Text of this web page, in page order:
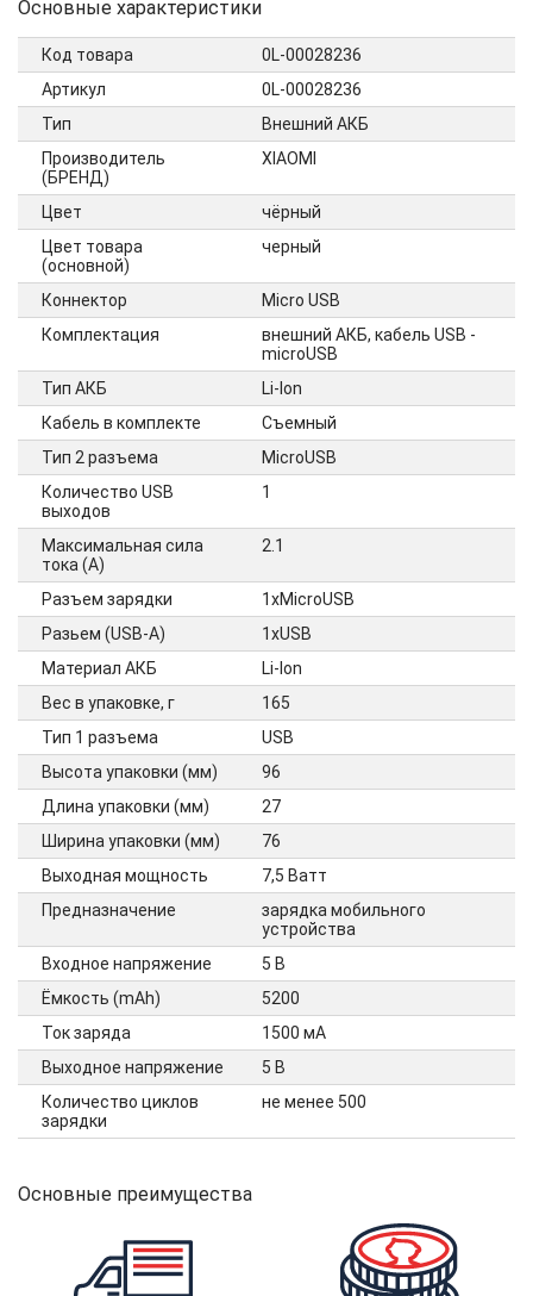
Основные характеристики
Код товара
0L-00028236
Артикул
0L-00028236
Тип
Внешний АКБ
Производитель
(БРЕНД)
XIAOMI
Цвет
чёрный
Цвет товара
(основной)
черный
Коннектор
Micro USB
Комплектация
внешний АКБ, кабель USB -
microUSB
Тип АКБ
Li-Ion
Кабель в комплекте
Съемный
Тип 2 разъема
MicroUSB
Количество USB
выходов
1
Максимальная сила
тока (А)
2.1
Разъем зарядки
1xMicroUSB
Разьем (USB-A)
1xUSB
Материал АКБ
Li-Ion
Вес в упаковке, г
165
Тип 1 разъема
USB
Высота упаковки (мм)
96
Длина упаковки (мм)
27
Ширина упаковки (мм)
76
Выходная мощность
7,5 Ватт
Предназначение
зарядка мобильного
устройства
Входное напряжение
5 В
Ёмкость (mAh)
5200
Ток заряда
1500 мА
Выходное напряжение
5 В
Количество циклов
зарядки
не менее 500
Основные преимущества